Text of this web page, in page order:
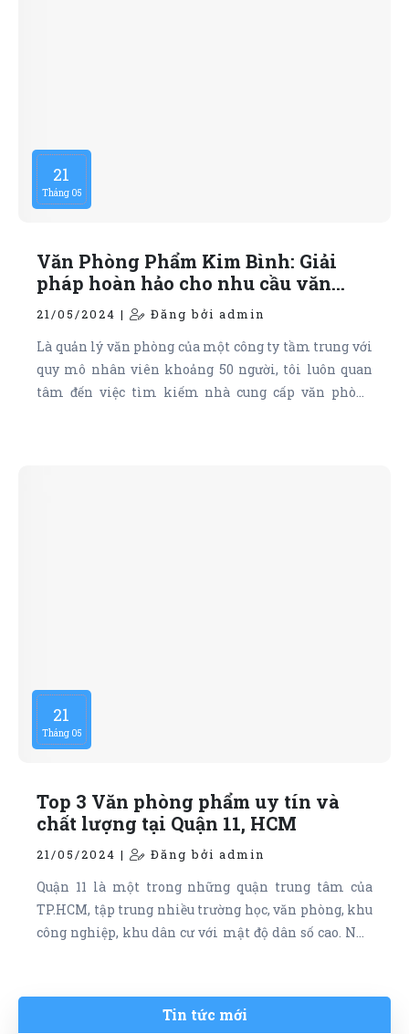
21
Tháng 05
Văn Phòng Phẩm Kim Bình: Giải
pháp hoàn hảo cho nhu cầu văn
phòng phẩm của doanh nghiệp
21/05/2024 | Đăng bởi admin
Là quản lý văn phòng của một công ty tầm trung với
quy mô nhân viên khoảng 50 người, tôi luôn quan
tâm đến việc tìm kiếm nhà cung cấp văn phòng
21
Tháng 05
Top 3 Văn phòng phẩm uy tín và
chất lượng tại Quận 11, HCM
21/05/2024 | Đăng bởi admin
Quận 11 là một trong những quận trung tâm của
TP.HCM, tập trung nhiều trường học, văn phòng, khu
công nghiệp, khu dân cư với mật độ dân số cao. Nhu
kinh doanh này. Sau đây là Top 3 Văn phòng phẩm
uy tín và chất lượng tại Quận 11:
Tin tức mới